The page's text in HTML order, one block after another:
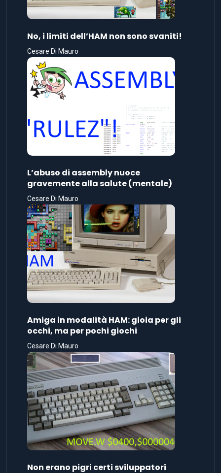
No, i limiti dell’HAM non sono svaniti!
Cesare Di Mauro
L’abuso di assembly nuoce
gravemente alla salute (mentale)
Cesare Di Mauro
Amiga in modalità HAM: gioia per gli
occhi, ma per pochi giochi
Cesare Di Mauro
Non erano pigri certi sviluppatori